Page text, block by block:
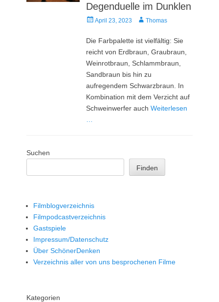
Degenduelle im Dunklen
Veröffentlicht
April 23, 2023 AutorThomas
Die Farbpalette ist vielfältig: Sie
reicht von Erdbraun, Graubraun,
Weinrotbraun, Schlammbraun,
Sandbraun bis hin zu
aufregendem Schwarzbraun. In
Kombination mit dem Verzicht auf
Schweinwerfer auchWeiterlesen
Suchen
Finden
Filmblogverzeichnis
Filmpodcastverzeichnis
Gastspiele
Impressum/Datenschutz
Über SchönerDenken
Verzeichnis aller von uns besprochenen Filme
Kategorien